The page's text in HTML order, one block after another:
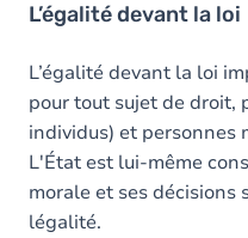
L’égalité devant la loi
L’égalité devant la loi
pour tout sujet de droit,
individus) et personnes
L'État est lui-même
morale et ses décisions
légalité.